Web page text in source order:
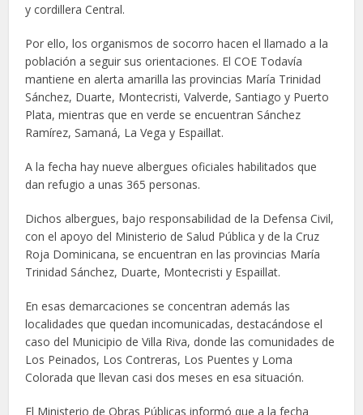
y cordillera Central.
Por ello, los organismos de socorro hacen el llamado a la
población a seguir sus orientaciones. El COE Todavía
mantiene en alerta amarilla las provincias María Trinidad
Sánchez, Duarte, Montecristi, Valverde, Santiago y Puerto
Plata, mientras que en verde se encuentran Sánchez
Ramírez, Samaná, La Vega y Espaillat.
A la fecha hay nueve albergues oficiales habilitados que
dan refugio a unas 365 personas.
Dichos albergues, bajo responsabilidad de la Defensa Civil,
con el apoyo del Ministerio de Salud Pública y de la Cruz
Roja Dominicana, se encuentran en las provincias María
Trinidad Sánchez, Duarte, Montecristi y Espaillat.
En esas demarcaciones se concentran además las
localidades que quedan incomunicadas, destacándose el
caso del Municipio de Villa Riva, donde las comunidades de
Los Peinados, Los Contreras, Los Puentes y Loma
Colorada que llevan casi dos meses en esa situación.
El Ministerio de Obras Públicas informó que a la fecha